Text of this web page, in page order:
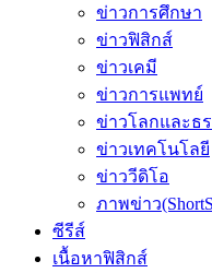
ข่าวการศึกษา
ข่าวฟิสิกส์
ข่าวเคมี
ข่าวการแพทย์
ข่าวโลกและธ
ข่าวเทคโนโลยี
ข่าววีดิโอ
ภาพข่าว
ซีรีส์
เนื้อหาฟิสิกส์